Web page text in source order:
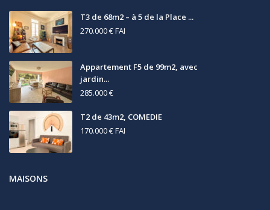
T3 de 68m2 – à 5 de la Place ...
270.000 €FAI
Appartement F5 de 99m2, avec
jardin...
285.000 €
T2 de 43m2, COMEDIE
170.000 €FAI
MAISONS